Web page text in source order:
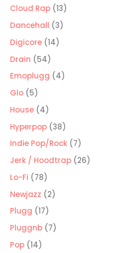
producto
Cloud Rap 1313
Dancehall 33
Digicore 1414
Drain 5454
productos
Emoplugg 44
Glo 55
productos
House 44
productos
Hyperpop 3838
productos
Indie Pop/Rock 77
productos
Jerk / Hoodtrap 2626
Lo-Fi 7878
productos
Newjazz 22
Plugg 1717
productos
Pluggnb 77
Pop 1414